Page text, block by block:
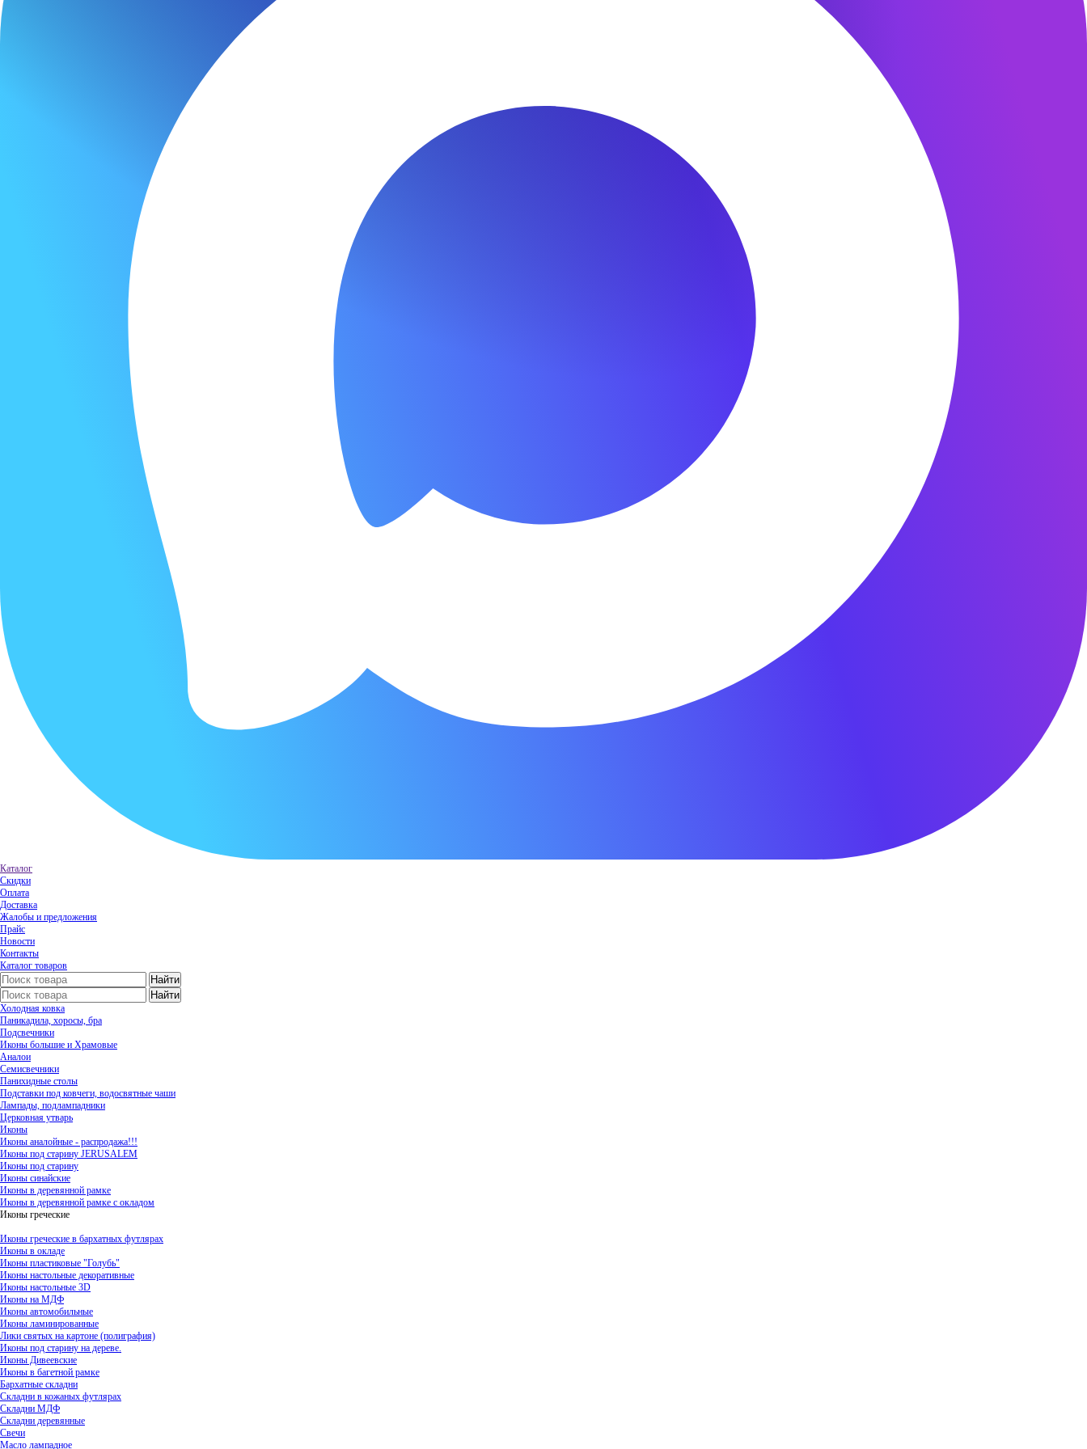
Каталог
Скидки
Оплата
Доставка
Жалобы и предложения
Прайс
Новости
Контакты
Каталог товаров
Холодная ковка
Паникадила, хоросы, бра
Подсвечники
Иконы большие и Храмовые
Аналои
Семисвечники
Панихидные столы
Подставки под ковчеги, водосвятные чаши
Лампады, подлампадники
Церковная утварь
Иконы
Иконы аналойные - распродажа!!!
Иконы под старину JERUSALEM
Иконы под старину
Иконы синайские
Иконы в деревянной рамке
Иконы в деревянной рамке с окладом
Иконы греческие
Иконы греческие в бархатных футлярах
Иконы в окладе
Иконы пластиковые "Голубь"
Иконы настольные декоративные
Иконы настольные 3D
Иконы на МДФ
Иконы автомобильные
Иконы ламинированные
Лики святых на картоне (полиграфия)
Иконы под старину на дереве.
Иконы Дивеевские
Иконы в багетной рамке
Бархатные складни
Складни в кожаных футлярах
Складни МДФ
Складни деревянные
Свечи
Масло лампадное